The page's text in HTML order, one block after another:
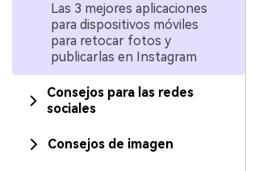
Las 3 mejores aplicaciones
para dispositivos móviles
para retocar fotos y
publicarlas en Instagram
Consejos para las redes
sociales
Consejos de imagen